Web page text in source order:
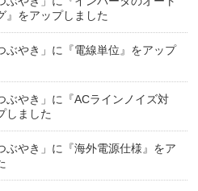
』をアップしました
ぶやき」に『電線単位』をアップ
ぶやき」に『ACラインノイズ対
しました
ぶやき」に『海外電源仕様』をア